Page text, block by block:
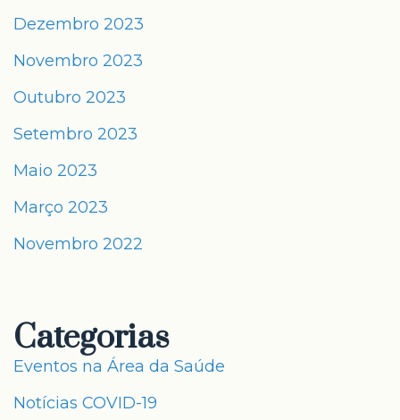
Dezembro 2023
Novembro 2023
Outubro 2023
Setembro 2023
Maio 2023
Março 2023
Novembro 2022
Categorias
Eventos na Área da Saúde
Notícias COVID-19